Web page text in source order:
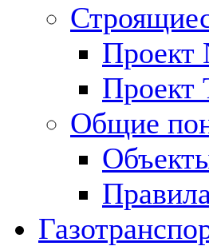
Проект
Проект
Общие